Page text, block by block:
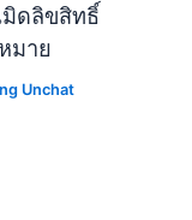
มิดลิขสิทธิ์
มาย
Unchat